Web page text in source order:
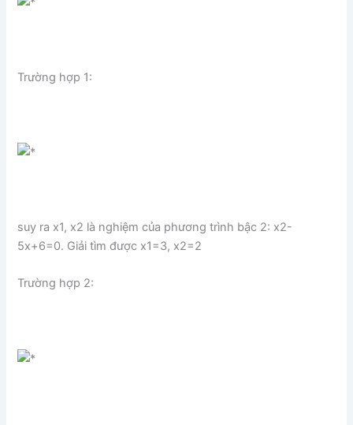
Trường hợp 1:
suy ra x1, x2 là nghiệm của phương trình bậc 2: x2-
5x+6=0. Giải tìm được x1=3, x2=2
Trường hợp 2: